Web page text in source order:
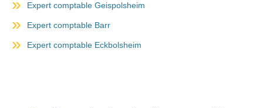
Expert comptable Geispolsheim
Expert comptable Barr
Expert comptable Eckbolsheim